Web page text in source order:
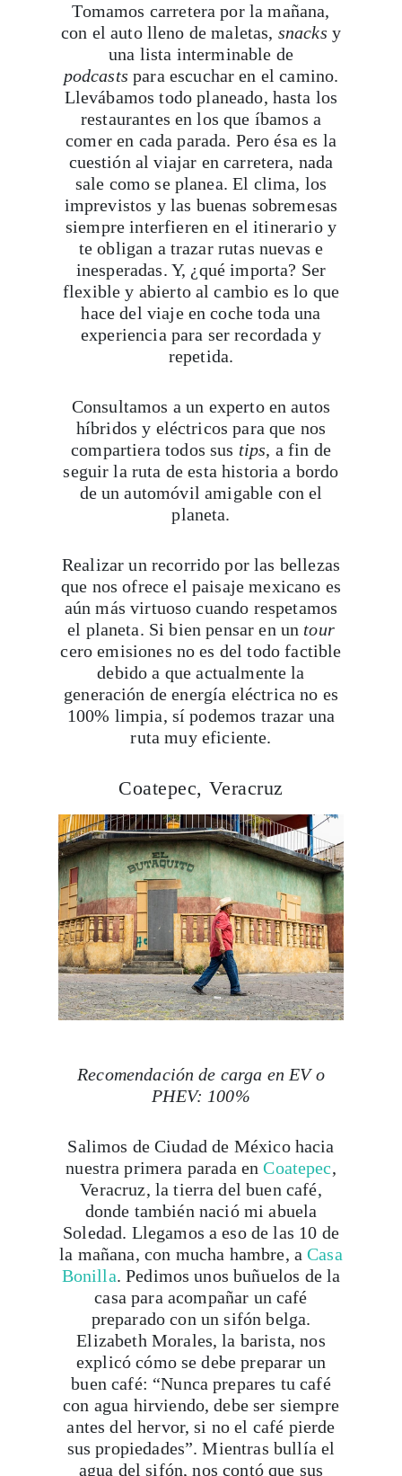
Tomamos carretera por la mañana,
con el auto lleno de maletas, snacks y
una lista interminable de
podcastspara escuchar en el camino.
Llevábamos todo planeado, hasta los
restaurantes en los que íbamos a
comer en cada parada. Pero ésa es la
cuestión al viajar en carretera, nada
sale como se planea. El clima, los
imprevistos y las buenas sobremesas
siempre interfieren en el itinerario y
te obligan a trazar rutas nuevas e
inesperadas. Y, ¿qué importa? Ser
flexible y abierto al cambio es lo que
hace del viaje en coche toda una
experiencia para ser recordada y
repetida.
Consultamos a un experto en autos
híbridos y eléctricos para que nos
compartiera todos sus tips, a fin de
seguir la ruta de esta historia a bordo
de un automóvil amigable con el
planeta.
Realizar un recorrido por las bellezas
que nos ofrece el paisaje mexicano es
aún más virtuoso cuando respetamos
el planeta. Si bien pensar en un tour
cero emisiones no es del todo factible
debido a que actualmente la
generación de energía eléctrica no es
100% limpia, sí podemos trazar una
ruta muy eficiente.
Coatepec, Veracruz
Recomendación de carga en EV o
PHEV: 100%
Salimos de Ciudad de México hacia
nuestra primera parada enCoatepec,
Veracruz, la tierra del buen café,
donde también nació mi abuela
Soledad. Llegamos a eso de las 10 de
la mañana, con mucha hambre, aCasa
Bonilla. Pedimos unos buñuelos de la
casa para acompañar un café
preparado con un sifón belga.
Elizabeth Morales, la barista, nos
explicó cómo se debe preparar un
buen café: “Nunca prepares tu café
con agua hirviendo, debe ser siempre
antes del hervor, si no el café pierde
sus propiedades”. Mientras bullía el
agua del sifón, nos contó que sus